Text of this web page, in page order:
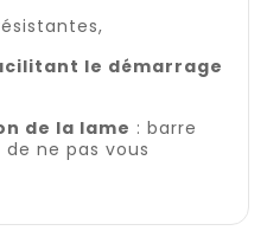
le démarrage
de la lame : barre
ne pas vous